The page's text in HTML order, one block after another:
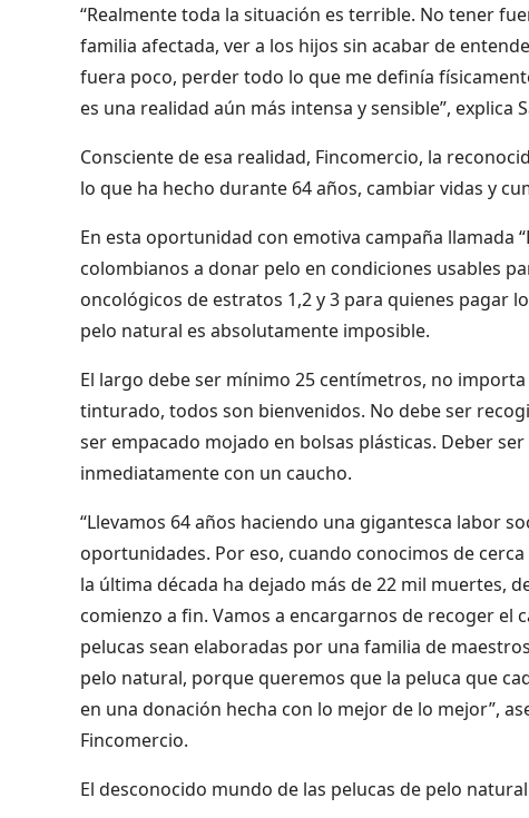
“Realmente toda la situación es terrible. No tener
familia afectada, ver a los hijos sin acabar de
fuera poco, perder todo lo que me definía
es una realidad aún más intensa y sensible”, explica
Consciente de esa realidad, Fincomercio, la
lo que ha hecho durante 64 años, cambiar vidas y
En esta oportunidad con emotiva campaña llamada
colombianos a donar pelo en condiciones usables
oncológicos de estratos 1,2 y 3 para quienes pagar
pelo natural es absolutamente imposible.
El largo debe ser mínimo 25 centímetros, no
tinturado, todos son bienvenidos. No debe ser
ser empacado mojado en bolsas plásticas. Deber
inmediatamente con un caucho.
“Llevamos 64 años haciendo una gigantesca labor
oportunidades. Por eso, cuando conocimos de
la última década ha dejado más de 22 mil muertes,
comienzo a fin. Vamos a encargarnos de recoger el
pelucas sean elaboradas por una familia de
pelo natural, porque queremos que la peluca que
en una donación hecha con lo mejor de lo mejor”,
Fincomercio.
El desconocido mundo de las pelucas de pelo natural